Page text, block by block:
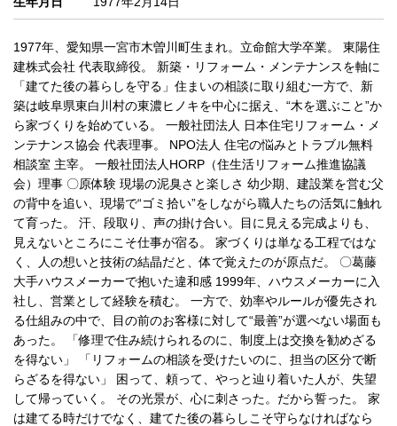
1977年、愛知県一宮市木曽川町生まれ。立命館大学卒業。 東陽住
建株式会社 代表取締役。 新築・リフォーム・メンテナンスを軸に
「建てた後の暮らしを守る」住まいの相談に取り組む一方で、新
築は岐阜県東白川村の東濃ヒノキを中心に据え、“木を選ぶこと”か
ら家づくりを始めている。 一般社団法人 日本住宅リフォーム・メ
ンテナンス協会 代表理事。 NPO法人 住宅の悩みとトラブル無料
相談室 主宰。 一般社団法人HORP（住生活リフォーム推進協議
会）理事 〇原体験 現場の泥臭さと楽しさ 幼少期、建設業を営む父
の背中を追い、現場で“ゴミ拾い”をしながら職人たちの活気に触れ
て育った。 汗、段取り、声の掛け合い。目に見える完成よりも、
見えないところにこそ仕事が宿る。 家づくりは単なる工程ではな
く、人の想いと技術の結晶だと、体で覚えたのが原点だ。 〇葛藤
大手ハウスメーカーで抱いた違和感 1999年、ハウスメーカーに入
社し、営業として経験を積む。 一方で、効率やルールが優先され
る仕組みの中で、目の前のお客様に対して“最善”が選べない場面も
あった。 「修理で住み続けられるのに、制度上は交換を勧めざる
を得ない」 「リフォームの相談を受けたいのに、担当の区分で断
らざるを得ない」 困って、頼って、やっと辿り着いた人が、失望
して帰っていく。 その光景が、心に刺さった。だから誓った。 家
は建てる時だけでなく、建てた後の暮らしこそ守らなければなら